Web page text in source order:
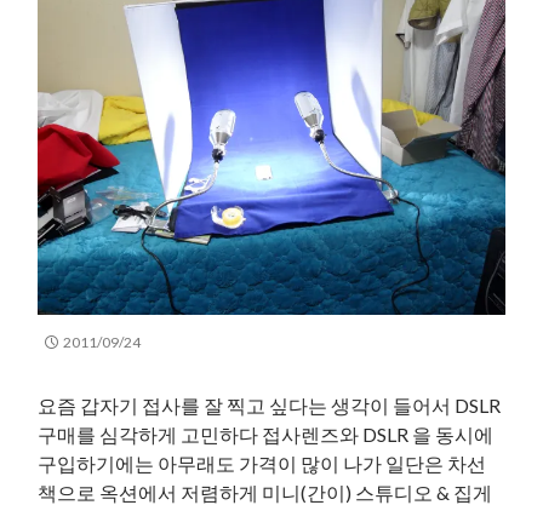
2011/09/24
요즘 갑자기 접사를 잘 찍고 싶다는 생각이 들어서 DSLR
구매를 심각하게 고민하다 접사렌즈와 DSLR 을 동시에
구입하기에는 아무래도 가격이 많이 나가 일단은 차선
책으로 옥션에서 저렴하게 미니(간이) 스튜디오 & 집게